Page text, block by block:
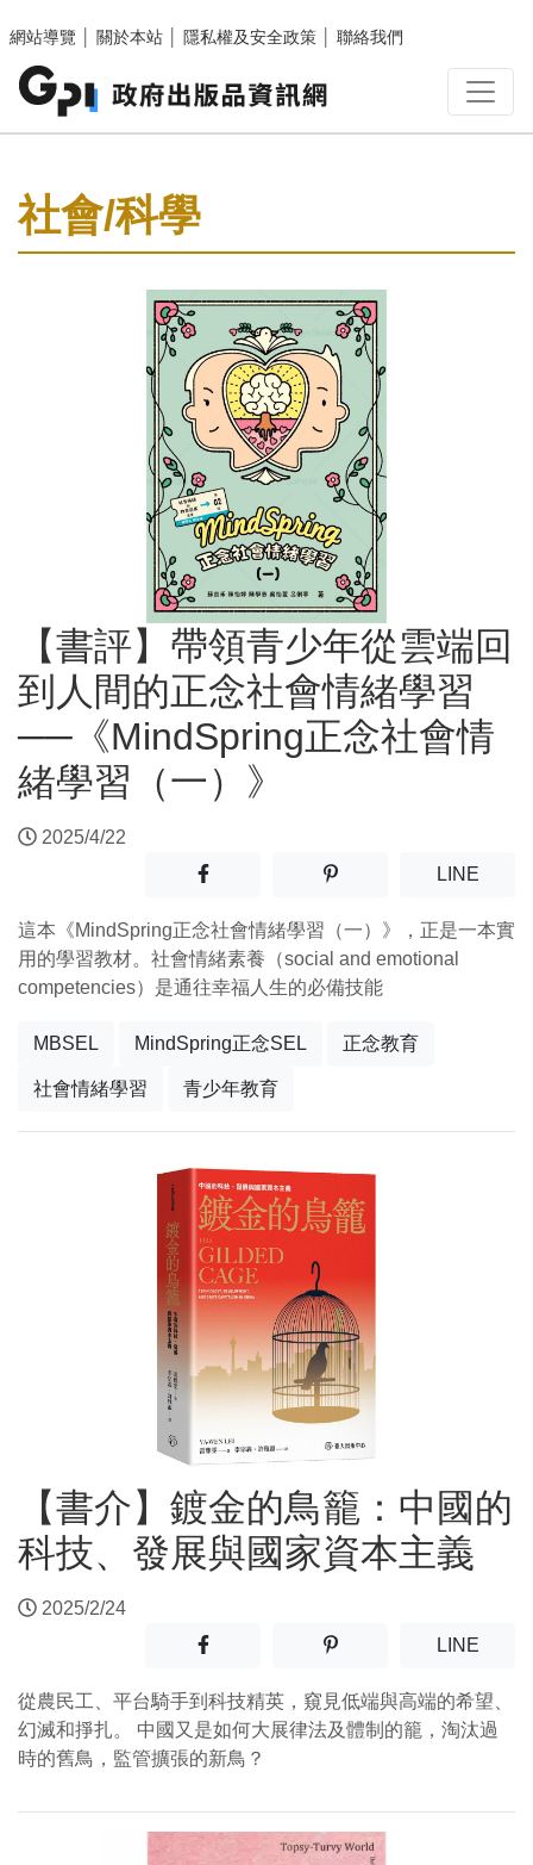
網站導覽
關於本站 隱私權及安全政策 聯絡我們
:::
社會/科學
【書評】帶領青少年從雲端回
到人間的正念社會情緒學習
──《MindSpring正念社會情
緒學習（一）》
2025/4/22
分享至facebook(另開新視窗)
分享至噗浪(另開新視窗)
LINE(另開
這本《MindSpring正念社會情緒學習（一）》，正是一本實
用的學習教材。社會情緒素養（social and emotional
competencies）是通往幸福人生的必備技能
MBSEL MindSpring正念SEL 正念教育
社會情緒學習 青少年教育
【書介】鍍金的鳥籠：中國的
科技、發展與國家資本主義
2025/2/24
分享至facebook(另開新視窗)
分享至噗浪(另開新視窗)
LINE(另開
從農民工、平台騎手到科技精英，窺見低端與高端的希望、
幻滅和掙扎。 中國又是如何大展律法及體制的籠，淘汰過
時的舊鳥，監管擴張的新鳥？